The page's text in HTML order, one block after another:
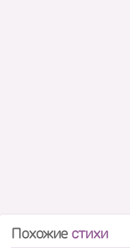
Похожие стихи